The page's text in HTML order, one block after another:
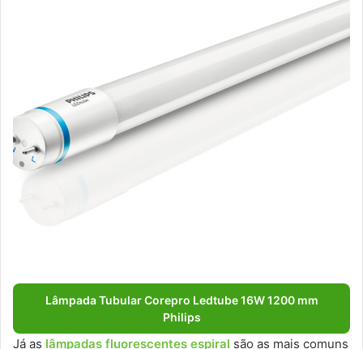
Lâmpada Tubular Corepro Ledtube 16W 1200 mm
Philips
Já as lâmpadas fluorescentes espiral são as mais comuns